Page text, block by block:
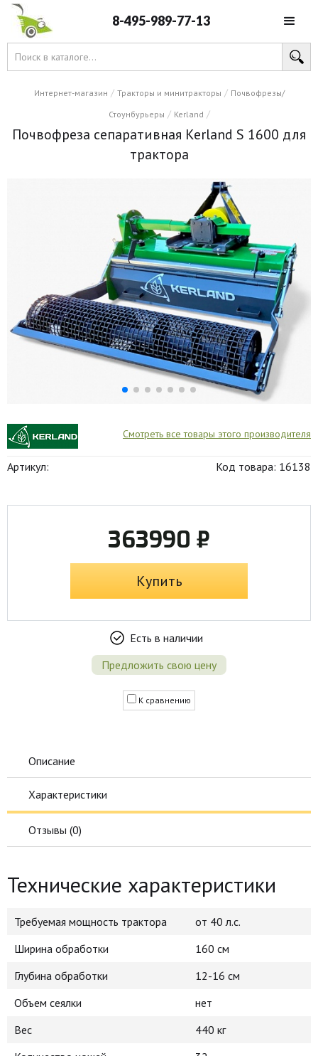
8-495-989-77-13
Интернет-магазин / Тракторы и минитракторы / Почвофрезы/
Стоунбурьеры / Kerland /
Почвофреза сепаративная Kerland S 1600 для
трактора
Смотреть все товары этого производителя
Артикул: Код товара: 16138
363990 ₽
Купить
Есть в наличии
Предложить свою цену
К сравнению
Описание
Характеристики
Отзывы (0)
Технические характеристики
Требуемая мощность трактора
от 40 л.с.
Ширина обработки
160 см
Глубина обработки
12-16 см
Объем сеялки
нет
Вес
440 кг